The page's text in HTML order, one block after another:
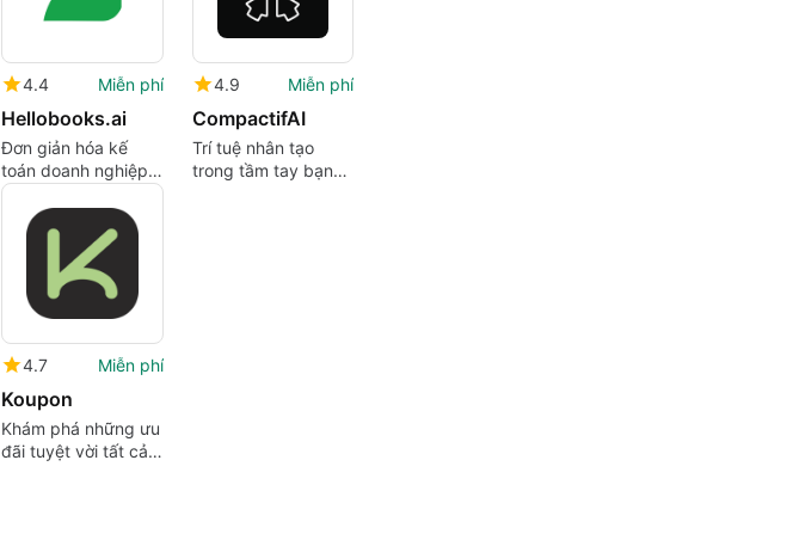
4.4 Miễn phí
Hellobooks.ai
Đơn giản hóa kế
toán doanh nghiệp
nhỏ với AI sinh ra
thông minh
4.9 Miễn phí
CompactifAI
Trí tuệ nhân tạo
trong tầm tay bạn
4.7 Miễn phí
Koupon
Khám phá những ưu
đãi tuyệt vời tất cả